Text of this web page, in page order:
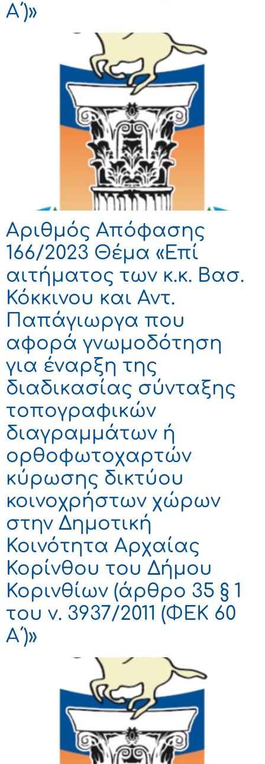
Α΄)»
Αριθμός Απόφασης
166/2023 Θέμα «Επί
αιτήματος των κ.κ. Βασ.
Κόκκινου και Αντ.
Παπάγιωργα που
αφορά γνωμοδότηση
για έναρξη της
διαδικασίας σύνταξης
τοπογραφικών
διαγραμμάτων ή
ορθοφωτοχαρτών
κύρωσης δικτύου
κοινοχρήστων χώρων
στην Δημοτική
Κοινότητα Αρχαίας
Κορίνθου του Δήμου
Κορινθίων (άρθρο 35 § 1
του ν. 3937/2011 (ΦΕΚ 60
Α΄)»